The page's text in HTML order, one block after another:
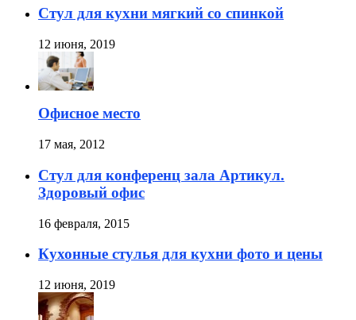
Стул для кухни мягкий со спинкой
12 июня, 2019
Офисное место
17 мая, 2012
Стул для конференц зала Артикул.
Здоровый офис
16 февраля, 2015
Кухонные стулья для кухни фото и цены
12 июня, 2019